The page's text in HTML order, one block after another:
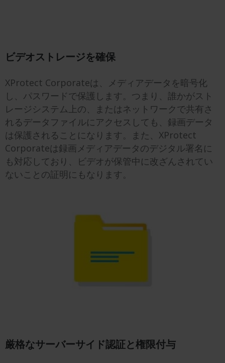
ビデオストレージを確保
XProtect Corporateは、メディアデータを暗号化
し、パスワードで保護します。つまり、誰かがスト
レージシステム上の、またはネットワークで共有さ
れるデータファイルにアクセスしても、録画データ
は保護されることになります。また、XProtect
Corporateは録画メディアデータのデジタル署名に
も対応しており、ビデオが保管中に改ざんされてい
ないことの証明にもなります。
厳格なサーバーサイド認証と権限付与